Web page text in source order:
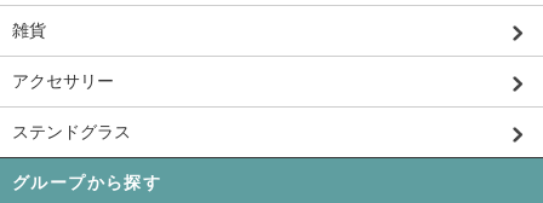
雑貨
アクセサリー
ステンドグラス
グループから探す